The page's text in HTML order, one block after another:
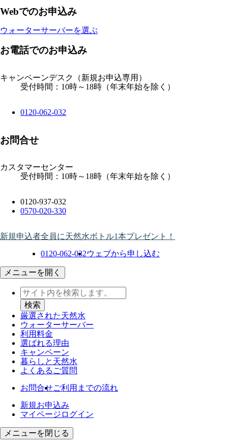
Webでのお申込み
ウォーターサーバーを選ぶ
お電話でのお申込み
キャンペーンデスク
（新規お申込専用）
受付時間：10時～18時（年末年始を除く）
0120-062-032
お問合せ
カスタマーセンター
受付時間：10時～18時（年末年始を除く）
0120-937-032
0570-020-330
新規申込者全員に天然水ボトル1本プレゼント！
0120-062-032ウェブから申し込む
メニューを開く
厳選された天然水
ウォーターサーバー
利用料金
選ばれる理由
キャンペーン
暮らしと天然水
よくあるご質問
お問合せご利用までの流れ
新規お申込み
マイページログイン
メニューを閉じる